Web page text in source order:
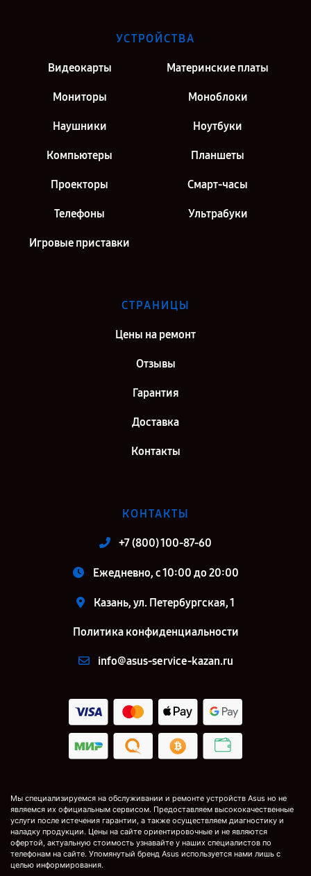
УСТРОЙСТВА
Видеокарты Материнские платы
Мониторы Моноблоки
Наушники Ноутбуки
Компьютеры Планшеты
Проекторы Смарт-часы
Телефоны Ультрабуки
Игровые приставки
СТРАНИЦЫ
Цены на ремонт
Отзывы
Гарантия
Доставка
Контакты
КОНТАКТЫ
+7 (800) 100-87-60
Ежедневно, с 10:00 до 20:00
Казань, ул. Петербургская, 1
Политика конфиденциальности
info@asus-service-kazan.ru
Мы специализируемся на обслуживании и ремонте устройств Asus но не
являемся их официальным сервисом. Предоставляем высококачественные
услуги после истечения гарантии, а также осуществляем диагностику и
наладку продукции. Цены на сайте ориентировочные и не являются
офертой, актуальную стоимость узнавайте у наших специалистов по
телефонам на сайте. Упомянутый бренд Asus используется нами лишь с
целью информирования.